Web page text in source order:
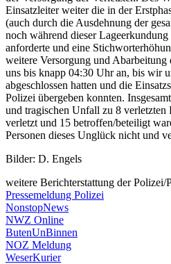
Einsatzleiter weiter die in der
(auch durch die Ausdehnung der
noch während dieser
anforderte und eine
weitere Versorgung und Abarbeitung
uns bis knapp 04:30 Uhr an, bis wir
abgeschlossen hatten und die
Polizei übergeben konnten.
und tragischen Unfall zu 8 verletzten
verletzt und 15 betroffen/beteiligt
Personen dieses Unglück nicht und
Bilder: D. Engels
weitere Berichterstattung der Polizei/
Pressemeldung Polizei
NonstopNews
NWZ Online
ButenUnBinnen
NOZ Meldung
WeserKurier